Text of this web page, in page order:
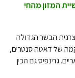
המזון מהחי
הבשר הגדולה
של דאטה סנטרים,
גרינפיס גם הכין
להוריד אותו כאן